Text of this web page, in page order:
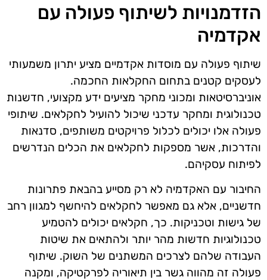
הזדמנויות לשיתוף פעולה עם
אקדמיה
שיתוף פעולה עם מוסדות אקדמיים מציע יתרון משמעותי
לעסקים קטנים בתחום החקלאות החכמה.
אוניברסיטאות ומכוני מחקר מציעים ידע מקצועי, חדשנות
טכנולוגית ומחקר עדכני שיכול להועיל לחקלאים. שיתופי
פעולה אלו יכולים לכלול פרויקטים משותפים, סדנאות
והדרכות, אשר מספקות לחקלאים את הכלים הנדרשים
לפיתוח עסקיהם.
החיבור עם האקדמיה לא רק מסייע בהבאת פתרונות
חדשניים, אלא גם מאפשר לחקלאים להיחשף למגוון רחב
של גישות וטכניקות. כך, חקלאים יכולים להטמיע
טכנולוגיות חדשות מהר יותר ולהתאים את שיטות
העבודה שלהם לצרכים המשתנים של השוק. שיתוף
פעולה זה מהווה גשר בין תיאוריה לפרקטיקה, ומקנה